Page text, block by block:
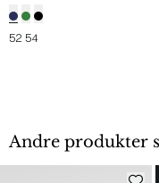
52 54
Andre produkter